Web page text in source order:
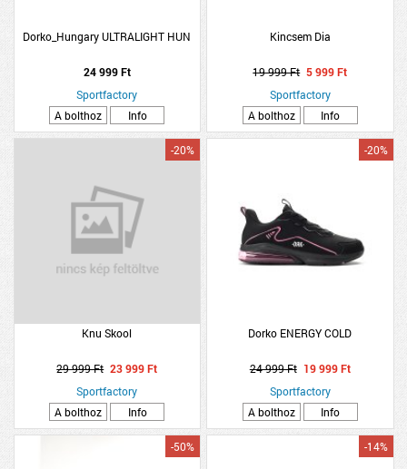
Dorko_Hungary ULTRALIGHT HUN
24 999 Ft
Sportfactory
A bolthoz
Info
Kincsem Dia
19 999 Ft 5 999 Ft
Sportfactory
A bolthoz
Info
Knu Skool
-20%
29 999 Ft 23 999 Ft
Sportfactory
A bolthoz
Info
Dorko ENERGY COLD
-20%
24 999 Ft 19 999 Ft
Sportfactory
A bolthoz
Info
-50% -14%